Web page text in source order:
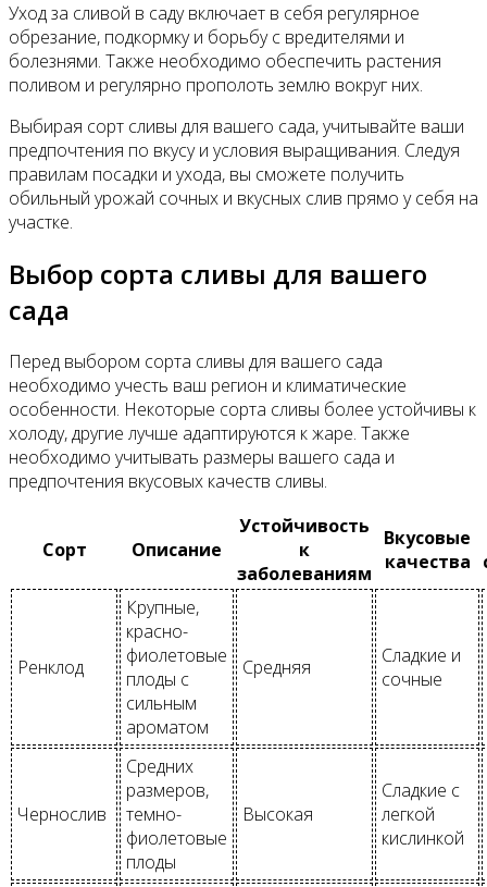
Уход за сливой в саду включает в себя регулярное
обрезание, подкормку и борьбу с вредителями и
болезнями. Также необходимо обеспечить растения
поливом и регулярно прополоть землю вокруг них.
Выбирая сорт сливы для вашего сада, учитывайте ваши
предпочтения по вкусу и условия выращивания. Следуя
правилам посадки и ухода, вы сможете получить
обильный урожай сочных и вкусных слив прямо у себя на
участке.
Выбор сорта сливы для вашего
сада
Перед выбором сорта сливы для вашего сада
необходимо учесть ваш регион и климатические
особенности. Некоторые сорта сливы более устойчивы к
холоду, другие лучше адаптируются к жаре. Также
необходимо учитывать размеры вашего сада и
предпочтения вкусовых качеств сливы.
Сорт Описание
Устойчивость
к
заболеваниям
Вкусовые
качества
Ренклод
Крупные,
красно-
фиолетовые
плоды с
сильным
ароматом
Средняя
Сладкие и
сочные
Чернослив
Средних
размеров,
темно-
фиолетовые
плоды
Высокая
Сладкие с
легкой
кислинкой